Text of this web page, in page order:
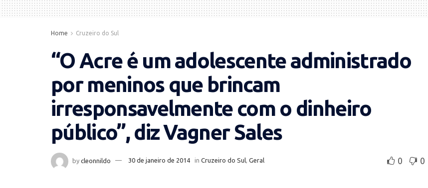
Home Cruzeiro do Sul
“O Acre é um adolescente administrado
por meninos que brincam
irresponsavelmente com o dinheiro
público”, diz Vagner Sales
by cleonnildo 30 de janeiro de 2014 in Cruzeiro do Sul, Geral 0 0